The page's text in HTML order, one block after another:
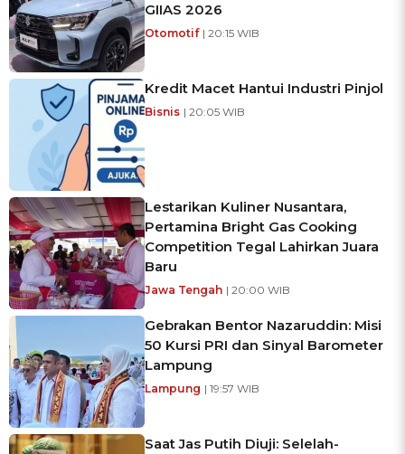
GIIAS 2026
Otomotif | 20:15 WIB
Kredit Macet Hantui Industri Pinjol
Bisnis | 20:05 WIB
Lestarikan Kuliner Nusantara,
Pertamina Bright Gas Cooking
Competition Tegal Lahirkan Juara
Baru
Jawa Tengah | 20:00 WIB
Gebrakan Bentor Nazaruddin: Misi
50 Kursi PRI dan Sinyal Barometer
Lampung
Lampung | 19:57 WIB
Saat Jas Putih Diuji: Selelah-